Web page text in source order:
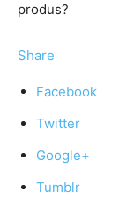
produs?
Share
Facebook
Twitter
Google+
Tumblr